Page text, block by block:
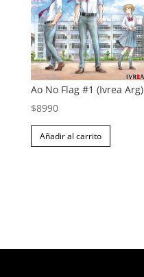
Ao No Flag #1 (Ivrea Arg)
$8990
Añadir al carrito